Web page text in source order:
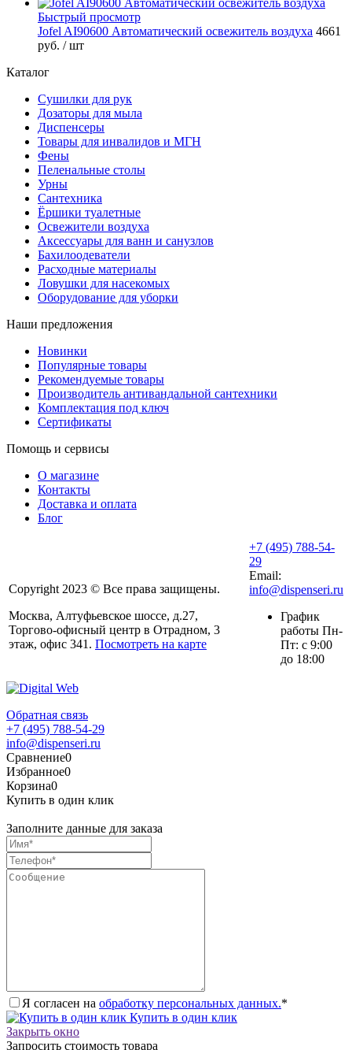
Быстрый просмотр
Jofel AI90600 Автоматический освежитель воздуха 4661
руб. / шт
Каталог
Сушилки для рук
Дозаторы для мыла
Диспенсеры
Товары для инвалидов и МГН
Фены
Пеленальные столы
Урны
Сантехника
Ёршики туалетные
Освежители воздуха
Аксессуары для ванн и санузлов
Бахилоодеватели
Расходные материалы
Ловушки для насекомых
Оборудование для уборки
Наши предложения
Новинки
Популярные товары
Рекомендуемые товары
Производитель антивандальной сантехники
Комплектация под ключ
Сертификаты
Помощь и сервисы
О магазине
Контакты
Доставка и оплата
Блог
Copyright 2023 © Все права защищены.
Москва, Алтуфьевское шоссе, д.27,
Торгово-офисный центр в Отрадном, 3
этаж, офис 341. Посмотреть на карте
+7 (495) 788-54-
29
Email:
info@dispenseri.ru
График
работы Пн-
Пт: с 9:00
до 18:00
Обратная связь
+7 (495) 788-54-29
info@dispenseri.ru
Сравнение0
Избранное0
Корзина0
Купить в один клик
Заполните данные для заказа
Я согласен на обработку персональных данных.*
Купить в один клик
Закрыть окно
Запросить стоимость товара